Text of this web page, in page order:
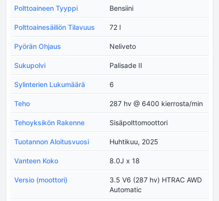
Polttoaineen Tyyppi Bensiini
Polttoainesäiliön Tilavuus 72 l
Pyörän Ohjaus Neliveto
Sukupolvi Palisade II
Sylinterien Lukumäärä 6
Teho 287 hv @ 6400 kierrosta/min
Tehoyksikön Rakenne Sisäpolttomoottori
Tuotannon Aloitusvuosi Huhtikuu, 2025
Vanteen Koko 8.0J x 18
Versio (moottori)
3.5 V6 (287 hv) HTRAC AWD
Automatic